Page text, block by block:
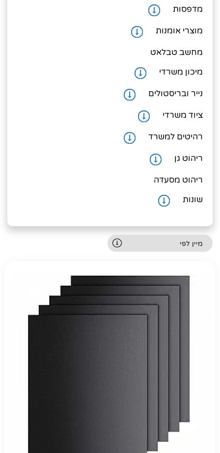
1. נייר ובריסטולים
2. השאירו את הפרטים ואנו ניצור אתכם קשר
מדפסות
מוצרי אומנות
מחשב טבלאט
מיכון משרדי
נייר ובריסטולים
ציוד משרדי
רהיטים למשרד
ריהוט גן
ריהוט מסעדה
שונות